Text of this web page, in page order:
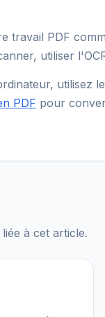
travail PDF
utiliser
utilisez
PDF pour
à cet article.